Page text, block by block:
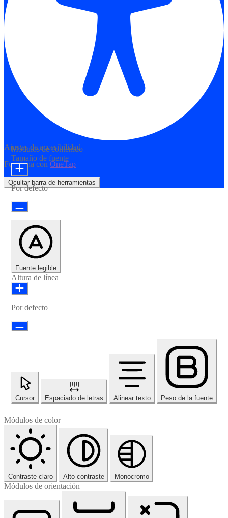
Ajustes de accesibilidad
Funciona con OneTap
Ocultar barra de herramientas
Módulos de contenido
Tamaño de fuente
Por defecto
Fuente legible
Altura de línea
Por defecto
Cursor Espaciado de letras Alinear texto Peso de la fuente
Módulos de color
Contraste claro Alto contraste Monocromo
Módulos de orientación